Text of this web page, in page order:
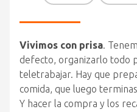
Vivimos con prisa.
defecto, organizarlo todo
teletrabajar. Hay que
comida, que luego
Y hacer la compra y los